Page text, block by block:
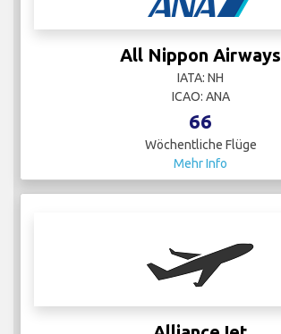
All Nippon Airways
IATA: NH
ICAO: ANA
66
Wöchentliche Flüge
Mehr Info